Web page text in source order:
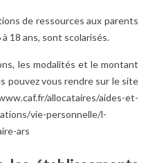
de ressources aux parents
18 ans, sont scolarisés.
les modalités et le montant
pouvez vous rendre sur le site
allocataires/aides-et-
vie-personnelle/l-
ars